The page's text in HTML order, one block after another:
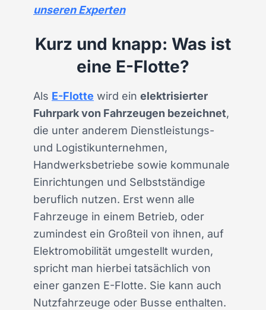
unseren Experten
Kurz und knapp: Was ist
eine E-Flotte?
Als E-Flotte wird ein elektrisierter
Fuhrpark von Fahrzeugen bezeichnet,
die unter anderem Dienstleistungs-
und Logistikunternehmen,
Handwerksbetriebe sowie kommunale
Einrichtungen und Selbstständige
beruflich nutzen. Erst wenn alle
Fahrzeuge in einem Betrieb, oder
zumindest ein Großteil von ihnen, auf
Elektromobilität umgestellt wurden,
spricht man hierbei tatsächlich von
einer ganzen E-Flotte. Sie kann auch
Nutzfahrzeuge oder Busse enthalten.